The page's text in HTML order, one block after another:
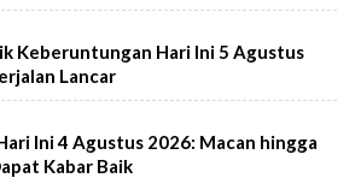
Keberuntungan Hari Ini 5 Agustus
Lancar
Ini 4 Agustus 2026: Macan hingga
Kabar Baik